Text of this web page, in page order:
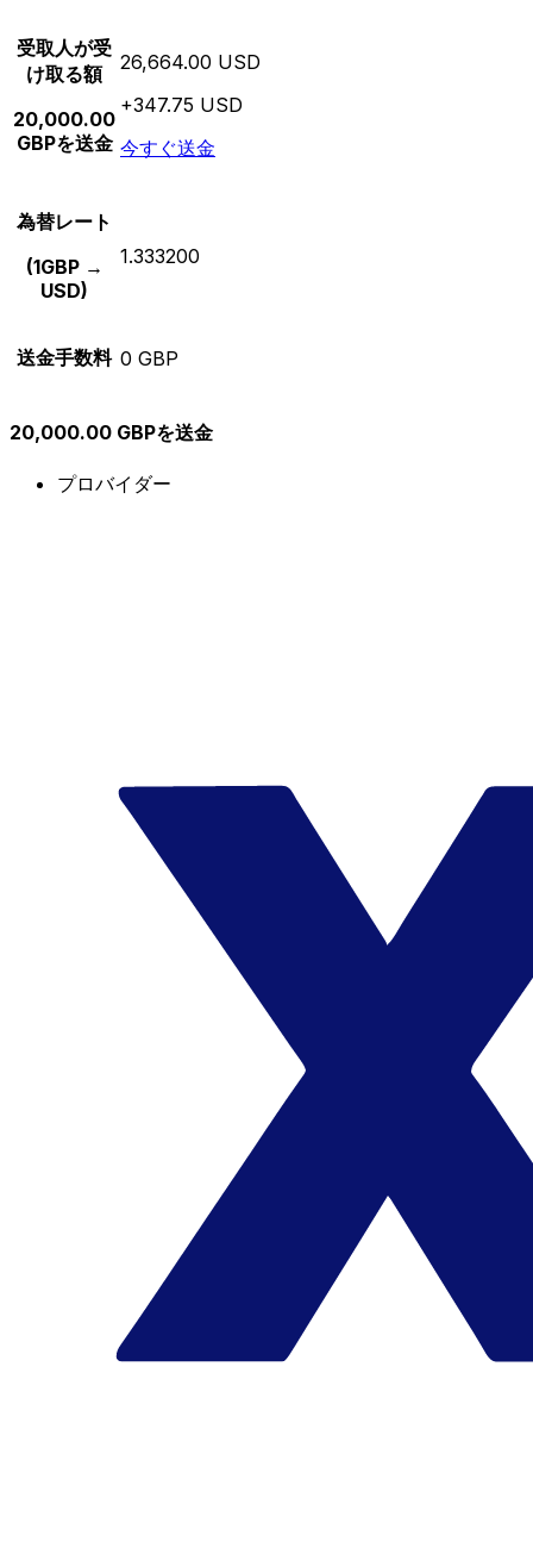
受取人が受
け取る額
20,000.00
GBPを送金
26,664.00 USD
+347.75 USD
今すぐ送金
為替レート
(1GBP →
USD)
1.333200
送金手数料 0 GBP
20,000.00 GBPを送金
プロバイダー